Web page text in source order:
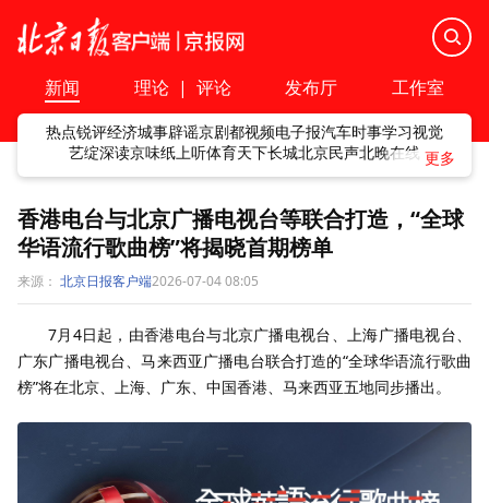
新闻 理论 | 评论 发布厅 工作室
热点锐评经济城事辟谣京剧都视频电子报汽车时事学习视觉
艺绽深读京味纸上听体育天下长城北京民声北晚在线
香港电台与北京广播电视台等联合打造，“全球
华语流行歌曲榜”将揭晓首期榜单
来源： 北京日报客户端2026-07-04 08:05
7月4日起，由香港电台与北京广播电视台、上海广播电视台、
广东广播电视台、马来西亚广播电台联合打造的“全球华语流行歌曲
榜”将在北京、上海、广东、中国香港、马来西亚五地同步播出。